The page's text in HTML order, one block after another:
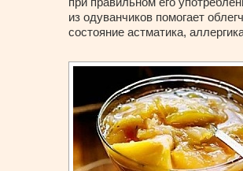
из одуванчиков помогает
состояние астматика,